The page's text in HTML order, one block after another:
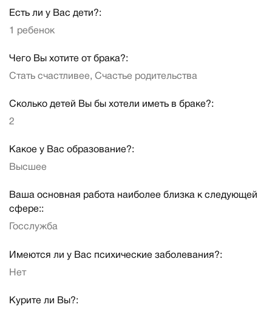
Есть ли у Вас дети?:
1 ребенок
Чего Вы хотите от брака?:
Стать счастливее, Счастье родительства
Сколько детей Вы бы хотели иметь в браке?:
2
Какое у Вас образование?:
Высшее
Ваша основная работа наиболее близка к следующей
сфере::
Госслужба
Имеются ли у Вас психические заболевания?:
Нет
Курите ли Вы?: